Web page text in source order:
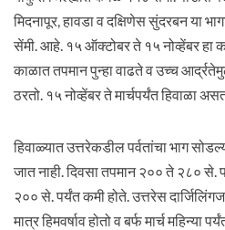
मिदनापूर, हावडा व दक्षिणेस सुंदरबन या
सेंमी. आहे. १५ ऑक्टोबर ते १५ नोव्हेंबर हा
काळात तपमान पुन्हा वाढते व उच्च
ठरतो. १५ नोव्हेंबर ते मार्चपर्यंत हिवाळा
हिवाळ्यात उत्तरेकडील पर्वतांचा भाग
जात नाही. दिवसा तपमान २०० ते २८० से.
२०० से. पर्यंत कमी होते. उत्तरेस
मात्र हिमवर्षाव होतो व बर्फ मार्च महिन्या